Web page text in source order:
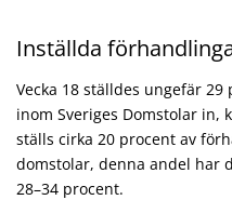
Inställda
Vecka 18 ställdes ungefär
inom Sveriges Domstolar in,
ställs cirka 20 procent av
domstolar, denna andel har
28–34 procent.